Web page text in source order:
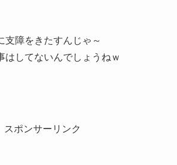
支障をきたすんじゃ～
はしてないんでしょうねｗ
スポンサーリンク